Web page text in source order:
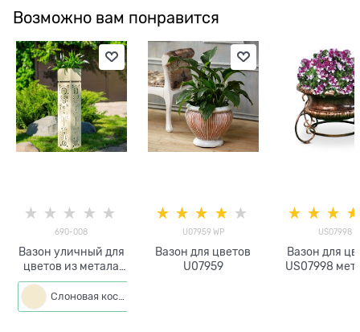
Возможно вам понравится
690-008
Вазон уличный для
цветов из метала
690-008 h=98см
Слоновая кость
U07959 WP
Вазон для цветов
U07959
US07998
Вазон для
US07998